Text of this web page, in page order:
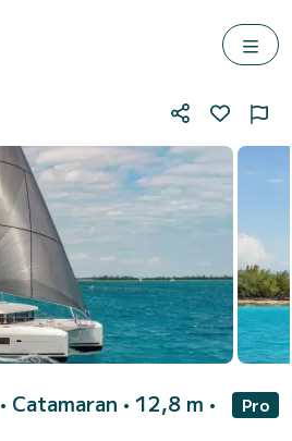
• Catamaran • 12,8 m •
Pro